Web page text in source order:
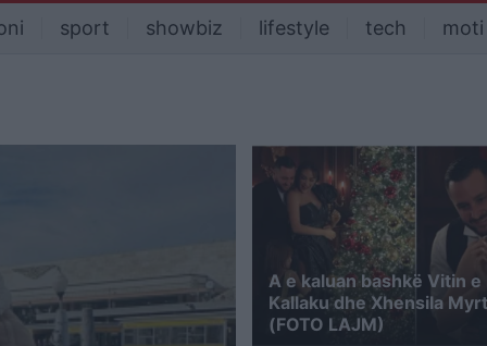
sport showbiz lifestyle tech moti
A e kaluan bashkë Vitin e
Kallaku dhe Xhensila
(FOTO LAJM)